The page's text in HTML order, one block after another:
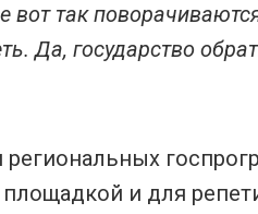
вот так
Да, государство
и для